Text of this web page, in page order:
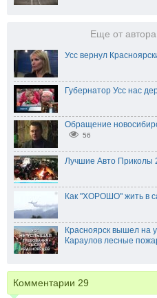
Еще от
Усс вернул
Губернатор Усс нас
Обращение
56
Лучшие Авто Приколы
Как "ХОРОШО" жить в
Красноярск вышел на
Караулов лесные
Комментарии 29